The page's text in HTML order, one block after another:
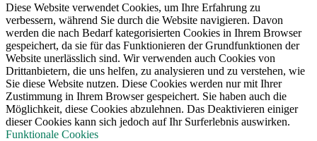
Diese Website verwendet Cookies, um Ihre Erfahrung zu
verbessern, während Sie durch die Website navigieren. Davon
werden die nach Bedarf kategorisierten Cookies in Ihrem Browser
gespeichert, da sie für das Funktionieren der Grundfunktionen der
Website unerlässlich sind. Wir verwenden auch Cookies von
Drittanbietern, die uns helfen, zu analysieren und zu verstehen, wie
Sie diese Website nutzen. Diese Cookies werden nur mit Ihrer
Zustimmung in Ihrem Browser gespeichert. Sie haben auch die
Möglichkeit, diese Cookies abzulehnen. Das Deaktivieren einiger
dieser Cookies kann sich jedoch auf Ihr Surferlebnis auswirken.
Funktionale Cookies